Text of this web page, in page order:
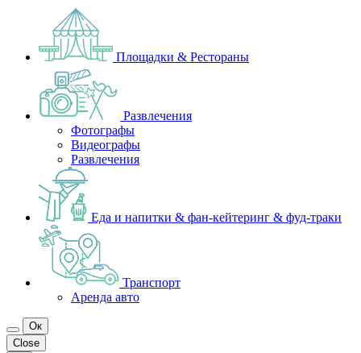
Площадки & Рестораны
Развлечения
Фотографы
Видеографы
Развлечения
Еда и напитки & фан-кейтеринг & фуд-траки
Транспорт
Аренда авто
Ок
Close